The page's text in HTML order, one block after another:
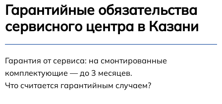
Гарантийные обязательства
сервисного центра в Казани
Гарантия от сервиса: на смонтированные
комплектующие — до 3 месяцев.
Что считается гарантийным случаем?